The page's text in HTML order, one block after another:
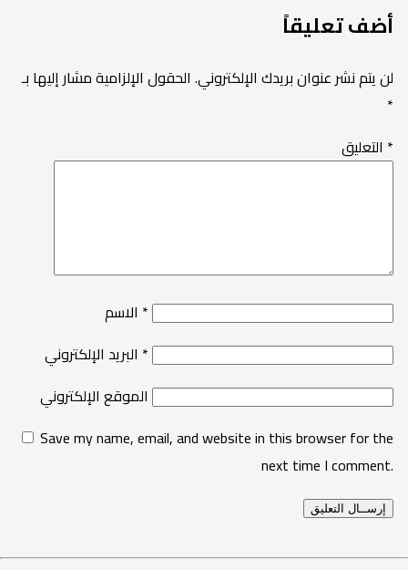
أضف تعليقاً
لن يتم نشر عنوان بريدك الإلكتروني. الحقول الإلزامية مشار إليها بـ
*
*
*
*
الموقع الإلكتروني
Save my name, email, and website in this browser for the
next time I comment.